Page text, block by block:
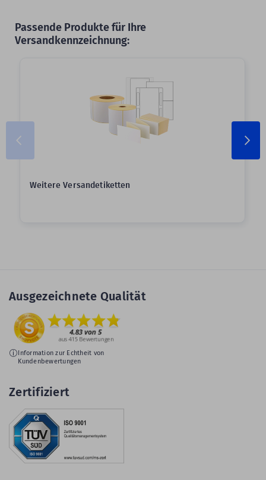
Passende Produkte für Ihre
Versandkennzeichnung:
Weitere Versandetiketten
Ausgezeichnete Qualität
Information zur Echtheit von
Kundenbewertungen
Zertifiziert